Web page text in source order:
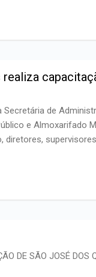
de
e Almoxarifado
DE SÃO JOSÉ DOS